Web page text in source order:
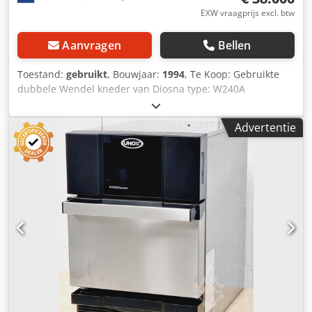
EXW vraagprijs excl. btw
Aanvragen Bellen
Toestand: gebruikt, Bouwjaar: 1994, Te Koop: Gebruikte
dubbele Wendel kneder van Diosna type: W240A
Dksdswlpnbspfx Ap Isr bouwjaar: 1994 Inbegrepen: 3
deegkuipen W240 De kneder is te bezichtigen hier op
locatie. Transport in overleg. Mochten er nog vragen of
opmerkingen zijn dan horen we het graag Met Vriendelijke
Groeten, Leo Holland Alles is compleet
Advertentie